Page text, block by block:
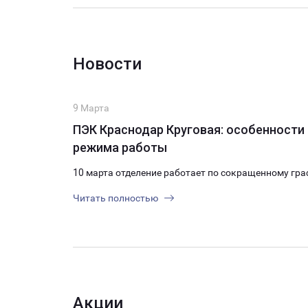
Новости
9 Марта
ПЭК Краснодар Круговая: особенности
режима работы
10 марта отделение работает по сокращенному
Читать полностью
Акции